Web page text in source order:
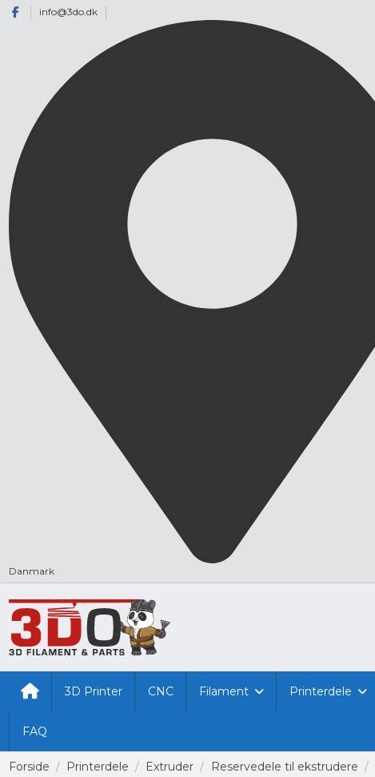
info@3do.dk
Danmark
3D Printer CNC Filament Printerdele
FAQ
Forside Printerdele Extruder Reservedele til ekstrudere